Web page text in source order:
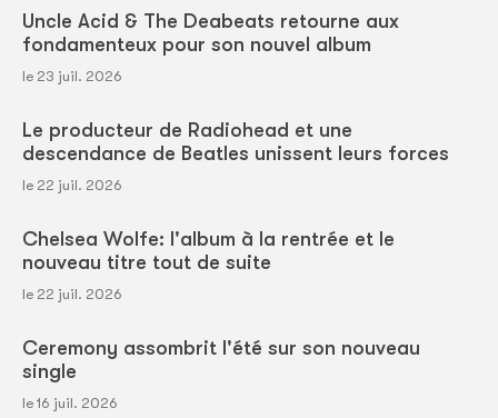
Uncle Acid & The Deabeats retourne aux
fondamenteux pour son nouvel album
le 23 juil. 2026
Le producteur de Radiohead et une
descendance de Beatles unissent leurs forces
le 22 juil. 2026
Chelsea Wolfe: l'album à la rentrée et le
nouveau titre tout de suite
le 22 juil. 2026
Ceremony assombrit l'été sur son nouveau
single
le 16 juil. 2026